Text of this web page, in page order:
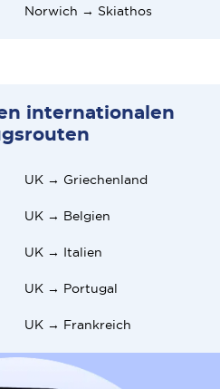
Norwich → Skiathos
internationalen
UK → Griechenland
UK → Belgien
UK → Italien
UK → Portugal
UK → Frankreich